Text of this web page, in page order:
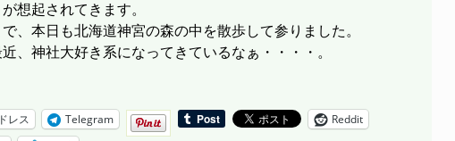
想起されてきます。
、本日も北海道神宮の森の中を散歩して参りました。
、神社大好き系になってきているなぁ・・・・。
レス Telegram
Reddit